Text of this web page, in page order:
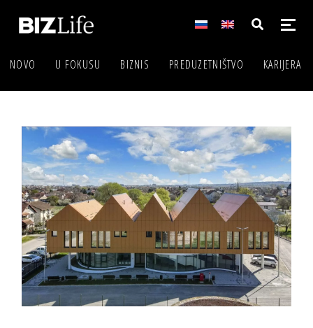
NOVO U FOKUSU BIZNIS PREDUZETNIŠTVO KARIJERA